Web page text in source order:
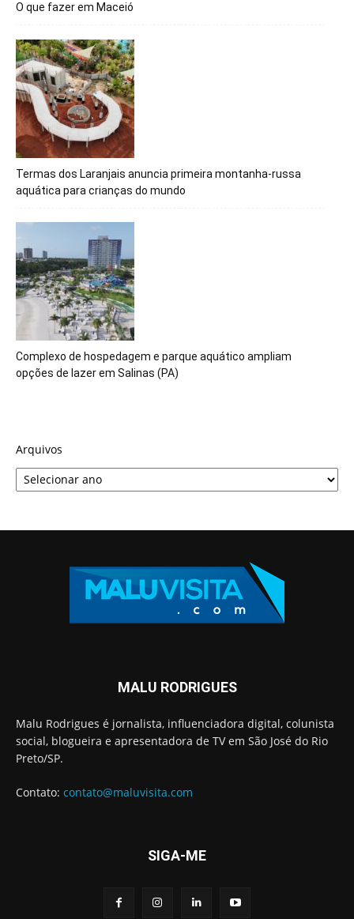
O que fazer em Maceió
Termas dos Laranjais anuncia primeira montanha-russa
aquática para crianças do mundo
Complexo de hospedagem e parque aquático ampliam
opções de lazer em Salinas (PA)
Arquivos
MALU RODRIGUES
Malu Rodrigues é jornalista, influenciadora digital, colunista
social, blogueira e apresentadora de TV em São José do Rio
Preto/SP.
Contato: contato@maluvisita.com
SIGA-ME